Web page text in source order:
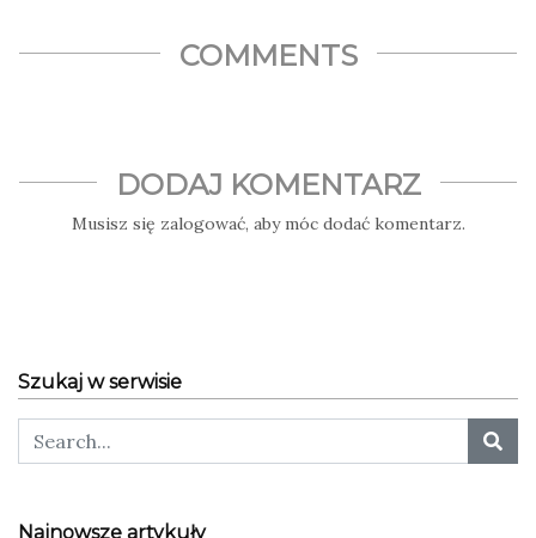
COMMENTS
DODAJ KOMENTARZ
Musisz się zalogować, aby móc dodać komentarz.
Szukaj w serwisie
Najnowsze artykuły